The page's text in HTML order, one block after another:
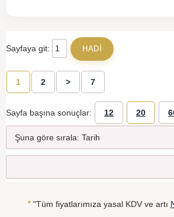
Sayfaya git:
1 2 > 7
Sayfa başına sonuçlar: 12 20
*"Tüm fiyatlarımıza yasal KDV ve artı